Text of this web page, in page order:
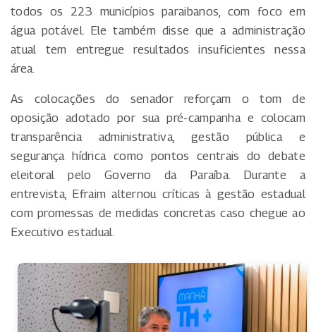
todos os 223 municípios paraibanos, com foco em
água potável. Ele também disse que a administração
atual tem entregue resultados insuficientes nessa
área.
As colocações do senador reforçam o tom de
oposição adotado por sua pré-campanha e colocam
transparência administrativa, gestão pública e
segurança hídrica como pontos centrais do debate
eleitoral pelo Governo da Paraíba. Durante a
entrevista, Efraim alternou críticas à gestão estadual
com promessas de medidas concretas caso chegue ao
Executivo estadual.